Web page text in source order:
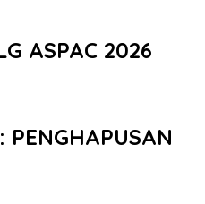
ASPAC 2026
PENGHAPUSAN